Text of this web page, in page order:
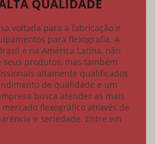
QUALIDADE
voltada para a fabricação e
para flexografia. A
e na América Latina, não
produtos, mas também
altamente qualificados
de qualidade e um
busca atender as mais
flexográfico através de
e seriedade. Entre em